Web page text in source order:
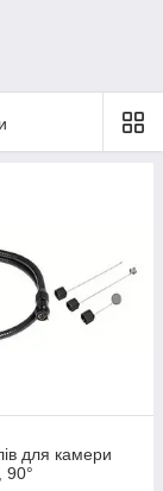
для камери
90°